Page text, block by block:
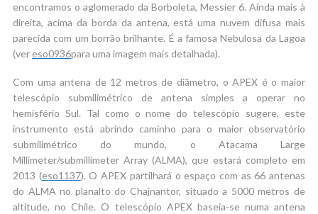
encontramos o aglomerado da Borboleta, Messier 6. Ainda mais à
direita, acima da borda da antena, está uma nuvem difusa mais
parecida com um borrão brilhante. É a famosa Nebulosa da Lagoa
(ver eso0936para uma imagem mais detalhada).
Com uma antena de 12 metros de diâmetro, o APEX é o maior
telescópio submilimétrico de antena simples a operar no
hemisfério Sul. Tal como o nome do telescópio sugere, este
instrumento está abrindo caminho para o maior observatório
submilimétrico do mundo, o Atacama Large
Millimeter/submillimeter Array (ALMA), que estará completo em
2013 (eso1137). O APEX partilhará o espaço com as 66 antenas
do ALMA no planalto do Chajnantor, situado a 5000 metros de
altitude, no Chile. O telescópio APEX baseia-se numa antena